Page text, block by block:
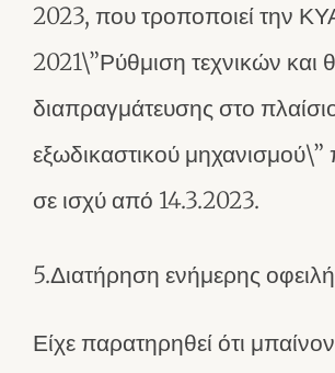
2023, που τροποποιεί την
2021\”Ρύθμιση τεχνικών και
διαπραγμάτευσης στο
εξωδικαστικού μηχανισμού\”
σε ισχύ από 14.3.2023.
5.Διατήρηση ενήμερης
Είχε παρατηρηθεί ότι